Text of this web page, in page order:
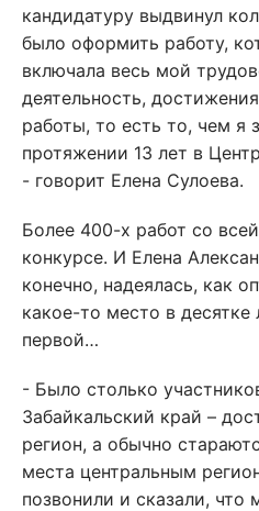
кандидатуру выдвинул
было оформить работу,
включала весь мой
деятельность,
работы, то есть то, чем я
протяжении 13 лет в
- говорит Елена Сулоева.
Более 400-х работ со
конкурсе. И Елена
конечно, надеялась, как
какое-то место в
первой…
- Было столько
Забайкальский край –
регион, а обычно
места центральным
позвонили и сказали, что